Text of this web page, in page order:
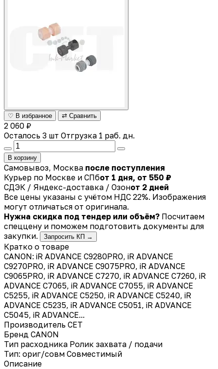
♡ В избранное ⇄ Сравнить
2 060 ₽
Осталось 3 шт Отгрузка 1 раб. дн.
В корзину
Самовывоз, Москва после поступления
Курьер по Москве и СПбот 1 дня, от 550 ₽
СДЭК / Яндекс-доставка / Озонот 2 дней
Все цены указаны с учётом НДС 22%. Изображения
могут отличаться от оригинала.
Нужна скидка под тендер или объём? Посчитаем
спеццену и поможем подготовить документы для
закупки.
Запросить КП →
Кратко о товаре
CANON: iR ADVANCE C9280PRO, iR ADVANCE
C9270PRO, iR ADVANCE C9075PRO, iR ADVANCE
C9065PRO, iR ADVANCE C7270, iR ADVANCE C7260, iR
ADVANCE C7065, iR ADVANCE C7055, iR ADVANCE
C5255, iR ADVANCE C5250, iR ADVANCE C5240, iR
ADVANCE C5235, iR ADVANCE C5051, iR ADVANCE
C5045, iR ADVANCE...
Производитель CET
Бренд CANON
Тип расходника Ролик захвата / подачи
Тип: ориг/совм Совместимый
Описание